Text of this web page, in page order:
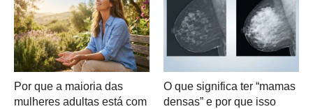
Por que a maioria das
mulheres adultas está com
O que significa ter “mamas
densas” e por que isso